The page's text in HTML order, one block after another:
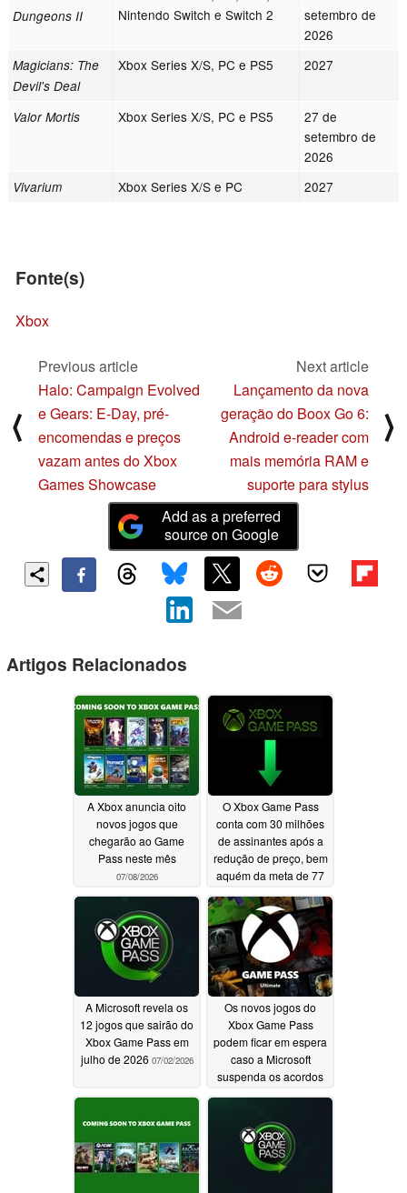
Dungeons II
Nintendo Switch e Switch 2
setembro de
2026
Magicians: The
Devil's Deal
Xbox Series X/S, PC e PS5 2027
Valor Mortis Xbox Series X/S, PC e PS5
27 de
setembro de
2026
Vivarium Xbox Series X/S e PC 2027
Fonte(s)
Xbox
⟨
Previous article
Halo: Campaign Evolved
e Gears: E-Day, pré-
encomendas e preços
vazam antes do Xbox
Games Showcase
Next article
Lançamento da nova
geração do Boox Go 6:
Android e-reader com
mais memória RAM e
suporte para stylus
⟩
Add as a preferred
source on Google
Artigos Relacionados
A Xbox anuncia oito
novos jogos que
chegarão ao Game
Pass neste mês
07/08/2026
O Xbox Game Pass
conta com 30 milhões
de assinantes após a
redução de preço, bem
aquém da meta de 77
07/07/2026
A Microsoft revela os
12 jogos que sairão do
Xbox Game Pass em
julho de 2026 07/02/2026
Os novos jogos do
Xbox Game Pass
podem ficar em espera
caso a Microsoft
suspenda os acordos
06/29/2026